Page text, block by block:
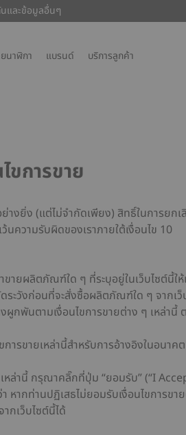
นและข้อมูลอื่นๆ
นและข้อมูลอื่นๆ
นาฬิกา แบรนด์ บริการลูกค้า
ขการขาย
ย่างยิ่ง (แต่ไม่จำกัดเพียง) สิทธิ์ในการยก
นความรับผิดของเราภายใต้เงื่อนไข 10
าขายผลิตภัณฑ์ใด ๆ ที่ระบุอยู่ในเว็บไซต์นี้
ระวังก่อนที่จะสั่งซื้อผลิตภัณฑ์ใด ๆ จากเว็
กพันตามเงื่อนไขการขายต่าง ๆ เหล่านี้
ารขายเหล่านี้สำหรับการอ้างอิงในอนาคต
หล่านี้ กรุณาคลิ๊กที่ปุ่ม “ยอมรับ” (“I
หากท่านปฏิเสธไม่ยอมรับเงื่อนไขการขา
กเว็บไซต์นี้ได้